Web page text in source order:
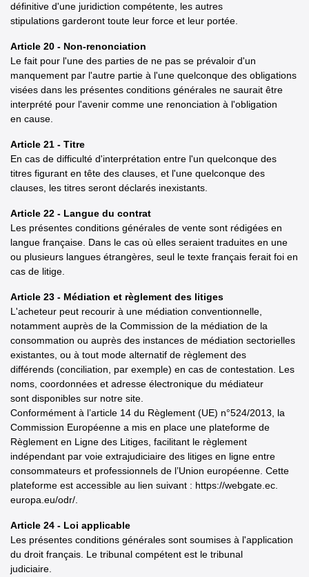
définitive d'une juridiction compétente, les autres
stipulations garderont toute leur force et leur portée.
Article 20 - Non-renonciation
Le fait pour l'une des parties de ne pas se prévaloir d'un
manquement par l'autre partie à l'une quelconque des obligations
visées dans les présentes conditions générales ne saurait être
interprété pour l'avenir comme une renonciation à l'obligation
en cause.
Article 21 - Titre
En cas de difficulté d'interprétation entre l'un quelconque des
titres figurant en tête des clauses, et l'une quelconque des
clauses, les titres seront déclarés inexistants.
Article 22 - Langue du contrat
Les présentes conditions générales de vente sont rédigées en
langue française. Dans le cas où elles seraient traduites en une
ou plusieurs langues étrangères, seul le texte français ferait foi en
cas de litige.
Article 23 - Médiation et règlement des litiges
L'acheteur peut recourir à une médiation conventionnelle,
notamment auprès de la Commission de la médiation de la
consommation ou auprès des instances de médiation sectorielles
existantes, ou à tout mode alternatif de règlement des
différends (conciliation, par exemple) en cas de contestation. Les
noms, coordonnées et adresse électronique du médiateur
sont disponibles sur notre site.
Conformément à l’article 14 du Règlement (UE) n°524/2013, la
Commission Européenne a mis en place une plateforme de
Règlement en Ligne des Litiges, facilitant le règlement
indépendant par voie extrajudiciaire des litiges en ligne entre
consommateurs et professionnels de l’Union européenne. Cette
plateforme est accessible au lien suivant : https://webgate.ec.
europa.eu/odr/.
Article 24 - Loi applicable
Les présentes conditions générales sont soumises à l'application
du droit français. Le tribunal compétent est le tribunal
judiciaire.